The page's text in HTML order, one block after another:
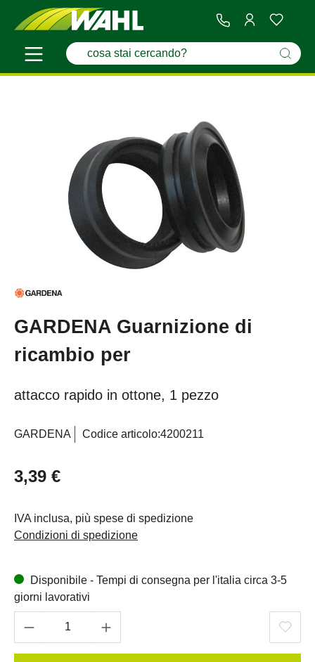
GARDENA Guarnizione di
ricambio per
attacco rapido in ottone, 1 pezzo
GARDENA Codice articolo:4200211
3,39 €
IVA inclusa, più spese di spedizione
Condizioni di spedizione
Disponibile - Tempi di consegna per l'italia circa 3-5
giorni lavorativi